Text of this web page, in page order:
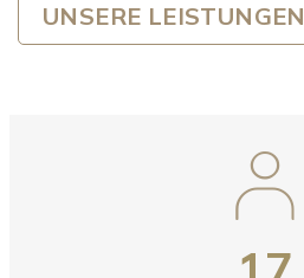
UNSERE LEISTUNGEN